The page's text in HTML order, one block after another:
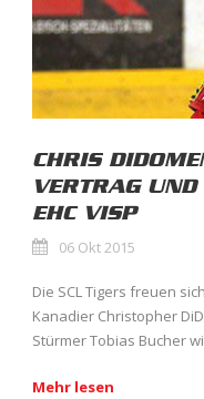
CHRIS
VERTRAG
EHC VISP
06 Okt 2015
Die SCL Tigers freuen
Kanadier Christopher
Stürmer Tobias Bucher
Mehr lesen